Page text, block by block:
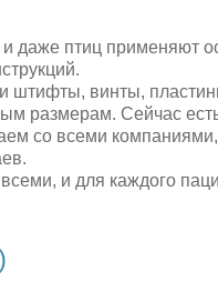
даже птиц применяют
штифты, винты,
размерам. Сейчас
со всеми
и для каждого